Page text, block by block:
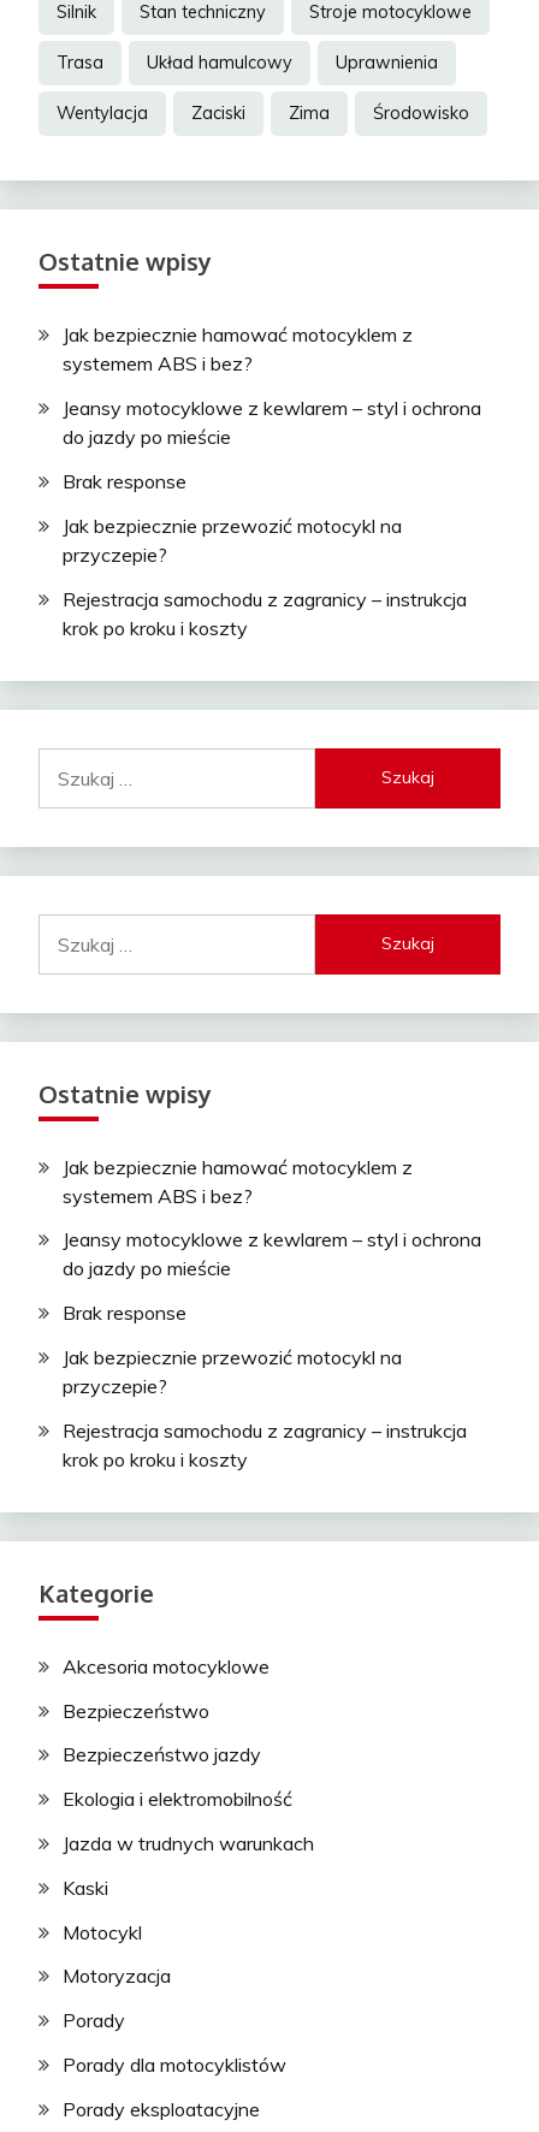
Silnik Stan techniczny Stroje motocyklowe
Trasa Układ hamulcowy Uprawnienia
Wentylacja Zaciski Zima Środowisko
Ostatnie wpisy
Jak bezpiecznie hamować motocyklem z
systemem ABS i bez?
Jeansy motocyklowe z kewlarem – styl i ochrona
do jazdy po mieście
Brak response
Jak bezpiecznie przewozić motocykl na
przyczepie?
Rejestracja samochodu z zagranicy – instrukcja
krok po kroku i koszty
Ostatnie wpisy
Jak bezpiecznie hamować motocyklem z
systemem ABS i bez?
Jeansy motocyklowe z kewlarem – styl i ochrona
do jazdy po mieście
Brak response
Jak bezpiecznie przewozić motocykl na
przyczepie?
Rejestracja samochodu z zagranicy – instrukcja
krok po kroku i koszty
Kategorie
Akcesoria motocyklowe
Bezpieczeństwo
Bezpieczeństwo jazdy
Ekologia i elektromobilność
Jazda w trudnych warunkach
Kaski
Motocykl
Motoryzacja
Porady
Porady dla motocyklistów
Porady eksploatacyjne